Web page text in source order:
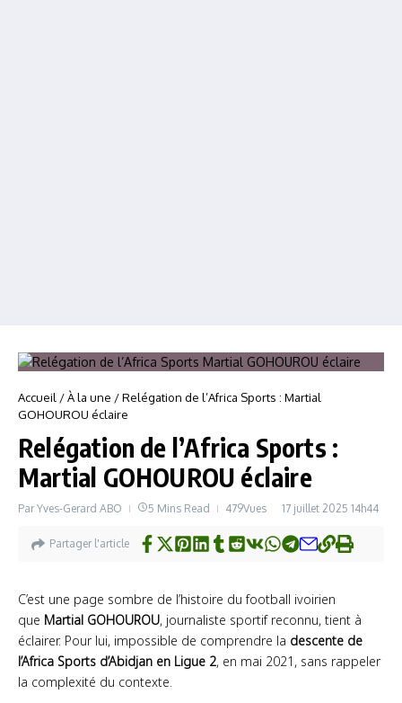
Accueil /À la une /Relégation de l’Africa Sports : Martial
GOHOUROU éclaire
Relégation de l’Africa Sports :
Martial GOHOUROU éclaire
ParYves-Gerard ABO 5 Mins Read 479Vues 17 juillet 2025 14h44
Partager l'article
C’est une page sombre de l’histoire du football ivoirien
que Martial GOHOUROU, journaliste sportif reconnu, tient à
éclairer. Pour lui, impossible de comprendre la descente de
l’Africa Sports d’Abidjan en Ligue 2, en mai 2021, sans rappeler
la complexité du contexte.